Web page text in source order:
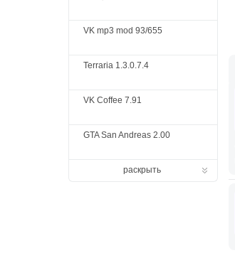
VK mp3 mod 93/655
Terraria 1.3.0.7.4
VK Coffee 7.91
GTA San Andreas 2.00
раскрыть